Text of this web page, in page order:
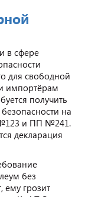
в сфере
для свободной
импортёрам
получить
на
и ПП №241.
декларация
без
ему грозит